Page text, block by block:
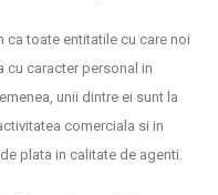
ca toate entitatile cu care noi
cu caracter personal in
unii dintre ei sunt la
comerciala si in
plata in calitate de agenti.